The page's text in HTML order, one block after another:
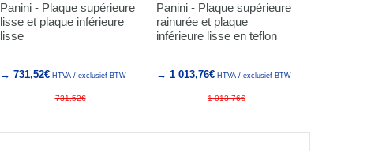
Panini - Plaque supérieure
lisse et plaque inférieure
lisse
→ 731,52€ HTVA / exclusief BTW
731,52€
Panini - Plaque supérieure
rainurée et plaque
inférieure lisse en teflon
→ 1 013,76€ HTVA / exclusief BTW
1 013,76€